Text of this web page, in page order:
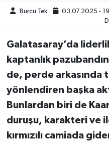
Burcu Tek 03.07.2025 -
Galatasaray’da
kaptanlık
de, perde arkasında
yönlendiren başka
Bunlardan biri de
duruşu, karakteri ve
kırmızılı camiada